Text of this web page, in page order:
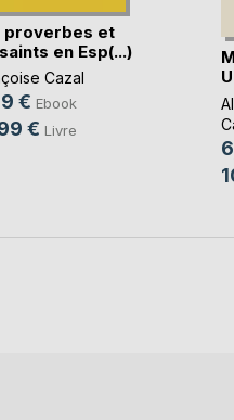
proverbes et
en Esp(...)
Cazal
€ Ebook
€ Livre